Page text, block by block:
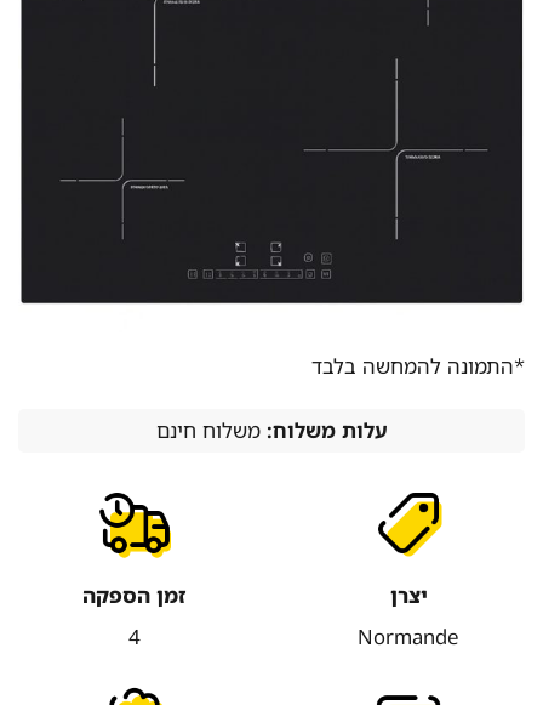
*התמונה להמחשה בלבד
עלות משלוח:משלוח חינם
יצרן
Normande
זמן הספקה
4